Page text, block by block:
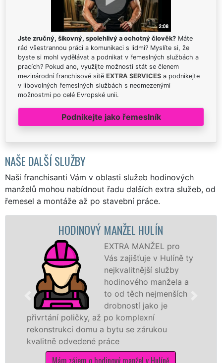
Jste zručný, šikovný, spolehlivý a ochotný člověk? Máte
rád všestrannou práci a komunikaci s lidmi? Myslíte si, že
byste si mohl vydělávat a podnikat v řemeslných službách a
pracích? Pokud ano, využijte možnosti stát se členem
mezinárodní franchisové sítě EXTRA SERVICES a podnikejte
v libovolných řemeslných službách s neomezenými
možnostmi po celé Evropské unii.
Podnikejte jako řemeslník
NAŠE DALŠÍ SLUŽBY
Naši franchisanti Vám v oblasti služeb hodinových
manželů mohou nabídnout řadu dalších extra služeb, od
řemesel a montáže až po stavební práce.
HODINOVÝ MANŽEL HULÍN
EXTRA MANŽEL pro
Vás zajišťuje v Hulíně ty
nejkvalitnější služby
hodinového manžela a
to od těch nejmenších
drobností jako je
přivrtání poličky, až po komplexní
rekonstrukci domu a bytu se zárukou
kvalitně odvedené práce
Mám zájem o hodinový manžel v Hulíně